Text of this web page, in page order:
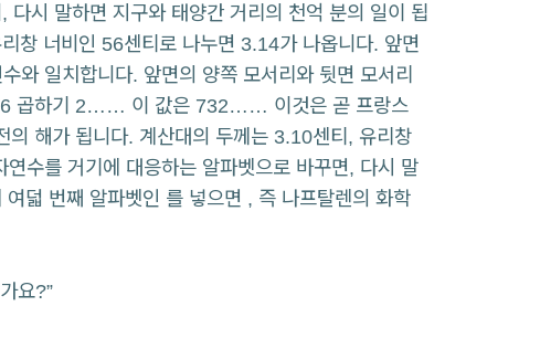
시 말하면 지구와 태양간 거리의 천억 분의 일이 됩
창 너비인 56센티로 나누면 3.14가 나옵니다. 앞면
와 일치합니다. 앞면의 양쪽 모서리와 뒷면 모서리
곱하기 2…… 이 값은 732…… 이것은 곧 프랑스
의 해가 됩니다. 계산대의 두께는 3.10센티, 유리창
수를 거기에 대응하는 알파벳으로 바꾸면, 다시 말
덟 번째 알파벳인 를 넣으면 , 즉 나프탈렌의 화학
요?”